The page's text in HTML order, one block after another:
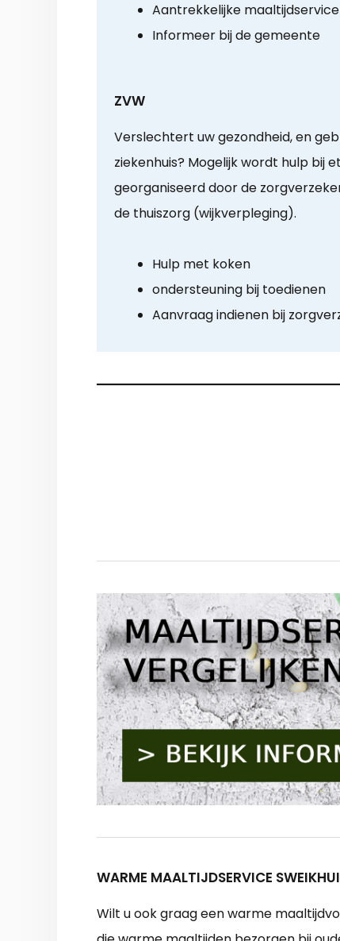
Aantrekkelijke
Informeer bij de gemeente
ZVW
Verslechtert uw gezondheid, en
ziekenhuis? Mogelijk wordt hulp bij
georganiseerd door de
de thuiszorg (wijkverpleging).
Hulp met koken
ondersteuning bij toedienen
Aanvraag indienen bij
WARME MAALTIJDSERVICE
Wilt u ook graag een warme